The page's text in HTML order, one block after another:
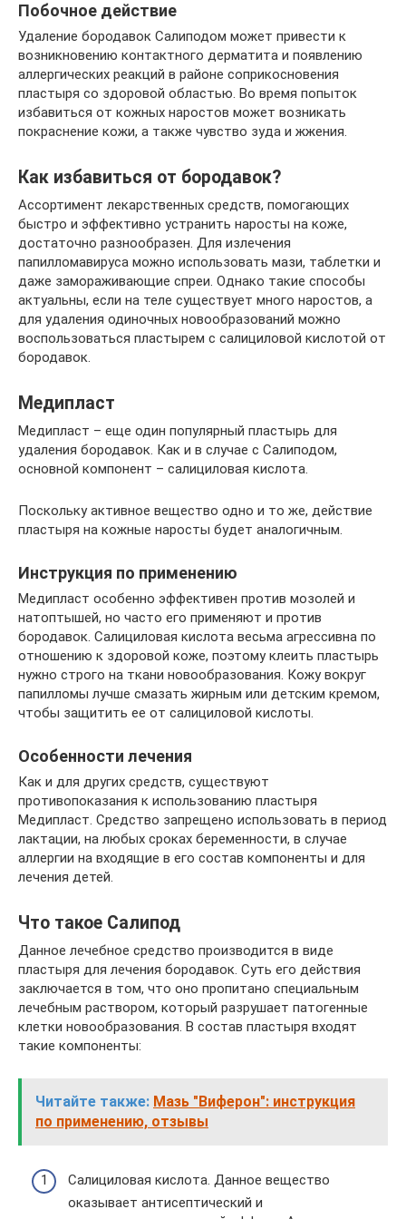
Побочное действие
Удаление бородавок Салиподом может привести к
возникновению контактного дерматита и появлению
аллергических реакций в районе соприкосновения
пластыря со здоровой областью. Во время попыток
избавиться от кожных наростов может возникать
покраснение кожи, а также чувство зуда и жжения.
Как избавиться от бородавок?
Ассортимент лекарственных средств, помогающих
быстро и эффективно устранить наросты на коже,
достаточно разнообразен. Для излечения
папилломавируса можно использовать мази, таблетки и
даже замораживающие спреи. Однако такие способы
актуальны, если на теле существует много наростов, а
для удаления одиночных новообразований можно
воспользоваться пластырем с салициловой кислотой от
бородавок.
Медипласт
Медипласт – еще один популярный пластырь для
удаления бородавок. Как и в случае с Салиподом,
основной компонент – салициловая кислота.
Поскольку активное вещество одно и то же, действие
пластыря на кожные наросты будет аналогичным.
Инструкция по применению
Медипласт особенно эффективен против мозолей и
натоптышей, но часто его применяют и против
бородавок. Салициловая кислота весьма агрессивна по
отношению к здоровой коже, поэтому клеить пластырь
нужно строго на ткани новообразования. Кожу вокруг
папилломы лучше смазать жирным или детским кремом,
чтобы защитить ее от салициловой кислоты.
Особенности лечения
Как и для других средств, существуют
противопоказания к использованию пластыря
Медипласт. Средство запрещено использовать в период
лактации, на любых сроках беременности, в случае
аллергии на входящие в его состав компоненты и для
лечения детей.
Что такое Салипод
Данное лечебное средство производится в виде
пластыря для лечения бородавок. Суть его действия
заключается в том, что оно пропитано специальным
лечебным раствором, который разрушает патогенные
клетки новообразования. В состав пластыря входят
такие компоненты:
Читайте также: Мазь "Виферон": инструкция
по применению, отзывы
Салициловая кислота. Данное вещество
оказывает антисептический и